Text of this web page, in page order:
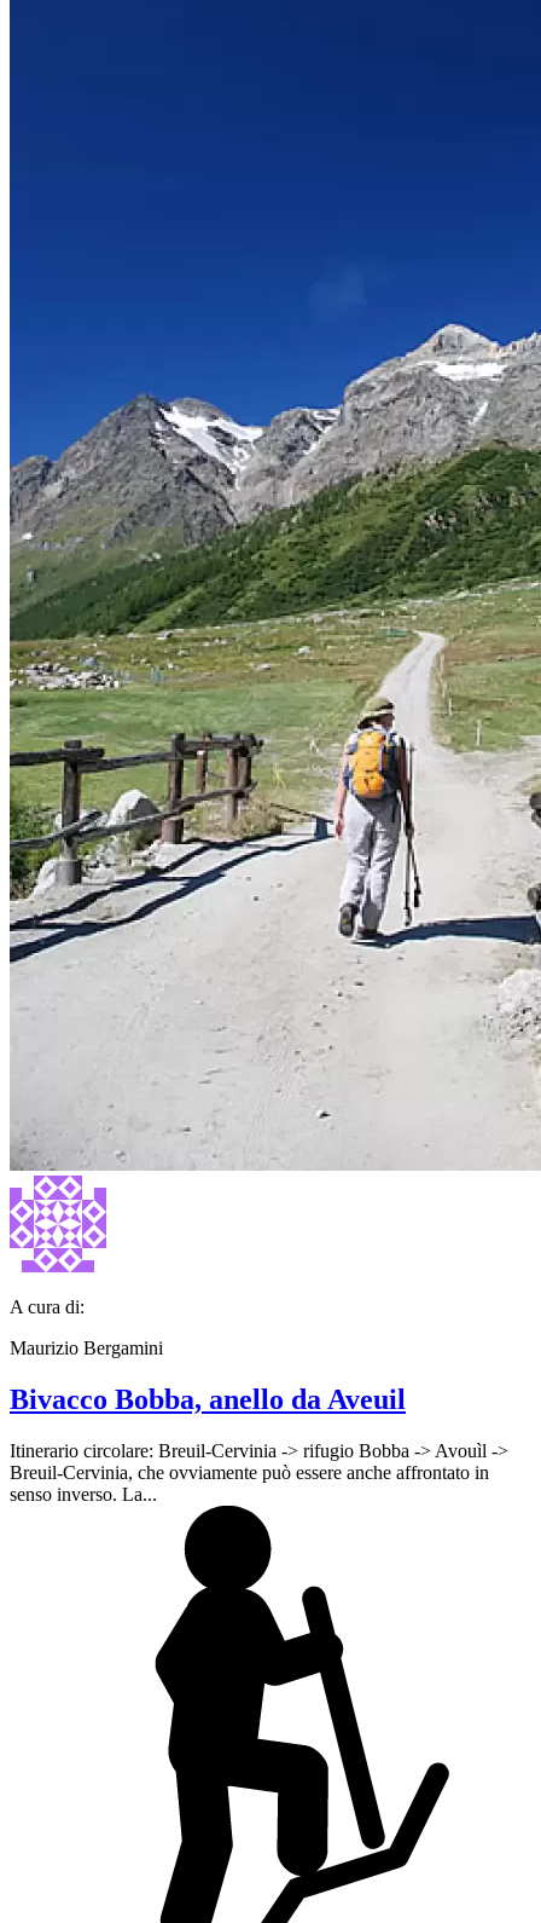
A cura di:
Maurizio Bergamini
Bivacco Bobba, anello da Aveuil
Itinerario circolare: Breuil-Cervinia -> rifugio Bobba -> Avouìl ->
Breuil-Cervinia, che ovviamente può essere anche affrontato in
senso inverso. La...